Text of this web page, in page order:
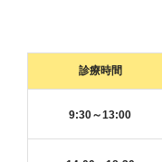
診療時間
9:30～13:00